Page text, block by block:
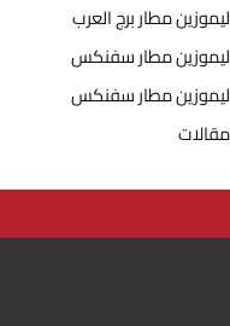
ليموزين مطار برج العرب
ليموزين مطار سفنكس
ليموزين مطار سفنكس
مقالات